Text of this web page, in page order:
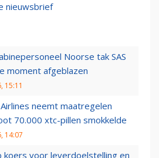
nieuwsbrief
Noorse tak SAS
moment afgeblazen
15:11
neemt maatregelen
70.000 xtc-pillen smokkelde
14:07
koers voor leverdoelstelling en